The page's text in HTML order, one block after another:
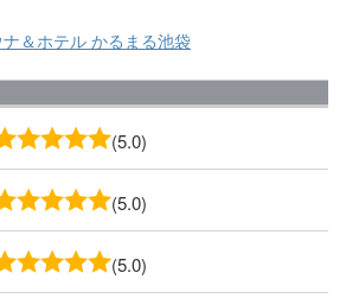
＆ホテル かるまる池袋
(5.0)
(5.0)
(5.0)